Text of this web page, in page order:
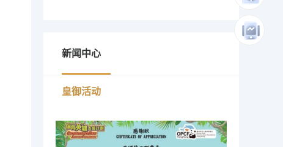
新闻中心
皇御活动